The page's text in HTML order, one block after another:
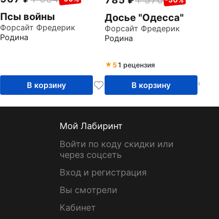
Псы войны
Форсайт Фредерик
Родина
В корзину
Досье "Одесса"
Форсайт Фредерик
Родина
51 рецензия
В корзину
Мой Лабиринт
Войти по коду скидки или
через соцсеть
Вход и регистрация
Вы смотрели
Кабинет